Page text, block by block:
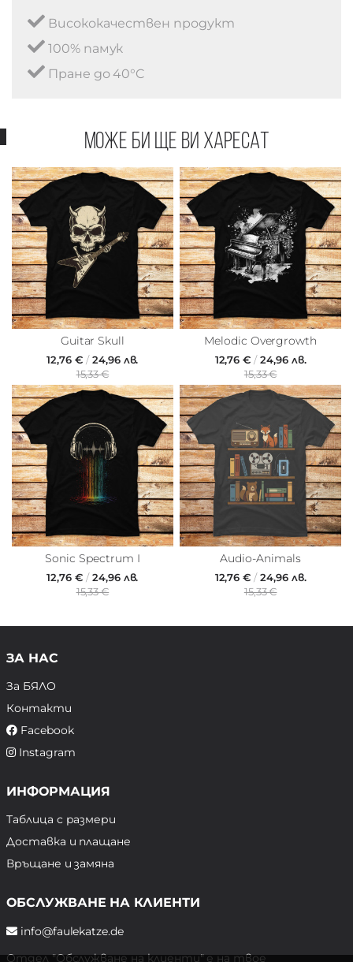
Висококачествен продукт
100% памук
Пране до 40°C
Може би ще ви харесат
Guitar Skull
12,76 € /24,96 лв.
15,33 €
Melodic Overgrowth
12,76 €/24,96 лв.
15,33 €
Sonic Spectrum I
12,76 € /24,96 лв.
15,33 €
Audio-Animals
12,76 €/24,96 лв.
15,33 €
ЗА НАС
За БЯЛО
Контакти
Facebook
Instagram
ИНФОРМАЦИЯ
Таблица с размери
Доставка и плащане
Връщане и замяна
ОБСЛУЖВАНЕ НА КЛИЕНТИ
info@faulekatze.de
Отдел "Обслужване на клиенти" е на твое